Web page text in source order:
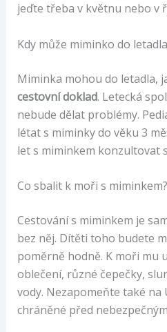
jeďte třeba v květnu nebo v
Kdy může miminko do
Miminka mohou do letadla,
cestovní doklad. Letecká
nebude dělat problémy.
létat s miminky do věku 3
let s miminkem konzultovat
Co sbalit k moři s miminkem?
Cestování s miminkem je
bez něj. Dítěti toho budete
poměrně hodně. K moři mu
oblečení, různé čepečky,
vody. Nezapomeňte také
chráněné před